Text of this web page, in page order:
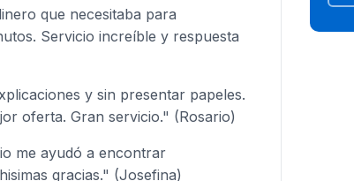
que necesitaba para
Servicio increíble y respuesta
y sin presentar papeles.
oferta. Gran servicio." (Rosario)
me ayudó a encontrar
gracias." (Josefina)